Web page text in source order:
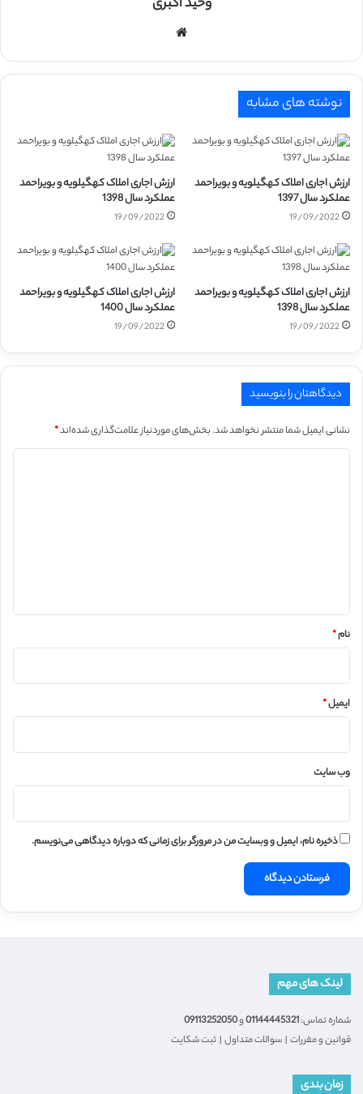
نوشته های مشابه
ارزش اجاری املاک کهگیلویه و بویراحمد
عملکرد سال 1397
19/09/2022
ارزش اجاری املاک کهگیلویه و بویراحمد
عملکرد سال 1398
19/09/2022
ارزش اجاری املاک کهگیلویه و بویراحمد
عملکرد سال 1398
19/09/2022
ارزش اجاری املاک کهگیلویه و بویراحمد
عملکرد سال 1400
19/09/2022
دیدگاهتان را بنویسید
نشانی ایمیل شما منتشر نخواهد شد.بخش‌های موردنیاز علامت‌گذاری شده‌اند*
نام*
ایمیل*
وب‌ سایت
ذخیره نام، ایمیل و وبسایت من در مرورگر برای زمانی که دوباره دیدگاهی می‌نویسم.
لینک های مهم
شماره تماس:01144445321و09113252050
قوانین و مقررات | سوالات متداول | ثبت شکایت
زمان بندی